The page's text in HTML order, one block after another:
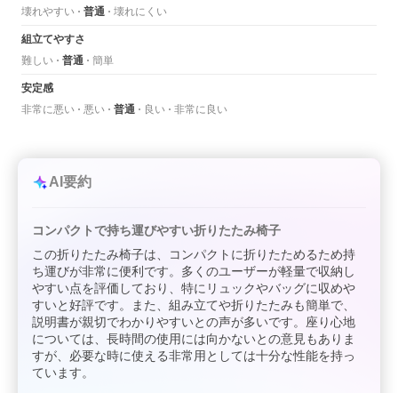
壊れやすい
普通 壊れにくい
組立てやすさ
難しい
普通 簡単
安定感
非常に悪い
悪い 普通 良い 非常に良い
AI要約
コンパクトで持ち運びやすい折りたたみ椅子
この折りたたみ椅子は、コンパクトに折りたためるため持
ち運びが非常に便利です。多くのユーザーが軽量で収納し
やすい点を評価しており、特にリュックやバッグに収めや
すいと好評です。また、組み立てや折りたたみも簡単で、
説明書が親切でわかりやすいとの声が多いです。座り心地
については、長時間の使用には向かないとの意見もありま
すが、必要な時に使える非常用としては十分な性能を持っ
ています。